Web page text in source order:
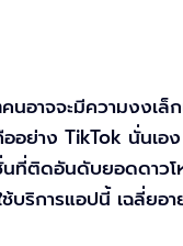
นอาจจะมีความงงเล็
อย่าง TikTok นั่นเอ
นที่ติดอันดับยอดดาว
บริการแอปนี้ เฉลี่ยอ